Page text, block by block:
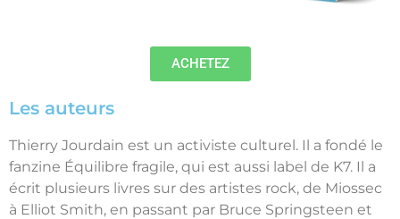
ACHETEZ
Les auteurs
Thierry Jourdain est un activiste culturel. Il a fondé le
fanzine Équilibre fragile, qui est aussi label de K7. Il a
écrit plusieurs livres sur des artistes rock, de Miossec
à Elliot Smith, en passant par Bruce Springsteen et